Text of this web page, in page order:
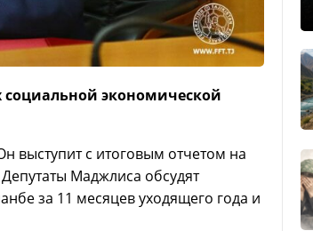
социальной экономической
выступит с итоговым отчетом на
Маджлиса обсудят
за 11 месяцев уходящего года и